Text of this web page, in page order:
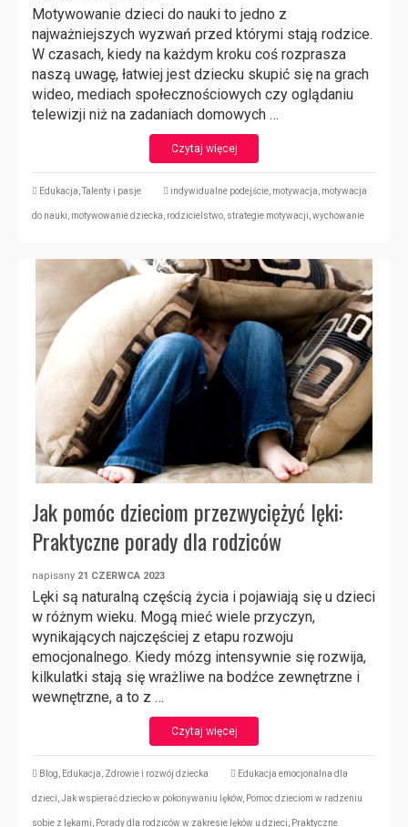
Motywowanie dzieci do nauki to jedno z
najważniejszych wyzwań przed którymi stają rodzice.
W czasach, kiedy na każdym kroku coś rozprasza
naszą uwagę, łatwiej jest dziecku skupić się na grach
wideo, mediach społecznościowych czy oglądaniu
telewizji niż na zadaniach domowych …
Czytaj więcej
Edukacja ,Talenty i pasje indywidualne podejście motywacja motywacja
do nauki motywowanie dziecka rodzicielstwo strategie motywacji wychowanie
Jak pomóc dzieciom przezwyciężyć lęki:
Praktyczne porady dla rodziców
napisany 21 CZERWCA 2023
Lęki są naturalną częścią życia i pojawiają się u dzieci
w różnym wieku. Mogą mieć wiele przyczyn,
wynikających najczęściej z etapu rozwoju
emocjonalnego. Kiedy mózg intensywnie się rozwija,
kilkulatki stają się wrażliwe na bodźce zewnętrzne i
wewnętrzne, a to z …
Czytaj więcej
Blog Edukacja Zdrowie i rozwój dziecka Edukacja emocjonalna dla
dzieci Jak wspierać dziecko w pokonywaniu lęków Pomoc dzieciom w radzeniu
sobie z lękami Porady dla rodziców w zakresie lęków u dzieci Praktyczne